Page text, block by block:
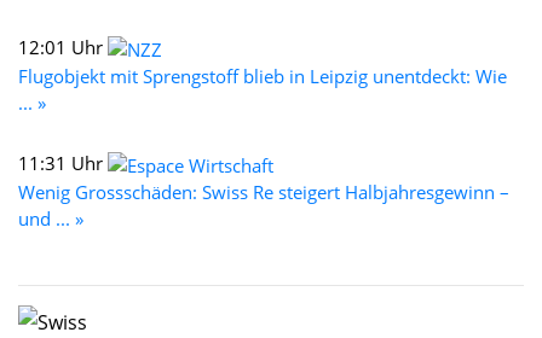
12:01 Uhr
Flugobjekt mit Sprengstoff blieb in Leipzig unentdeckt: Wie
... »
11:31 Uhr
Wenig Grossschäden: Swiss Re steigert Halbjahresgewinn –
und ... »